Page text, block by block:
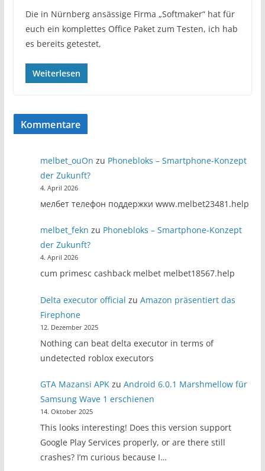
Die in Nürnberg ansässige Firma „Softmaker“ hat für
euch ein komplettes Office Paket zum Testen, ich hab
es bereits getestet,
Weiterlesen
Kommentare
melbet_ouOn zu Phonebloks – Smartphone-Konzept
der Zukunft?
4. April 2026
мелбет телефон поддержки www.melbet23481.help
melbet_fekn zu Phonebloks – Smartphone-Konzept
der Zukunft?
4. April 2026
cum primesc cashback melbet melbet18567.help
Delta executor official zuAmazon präsentiert das
Firephone
12. Dezember 2025
Nothing can beat delta executor in terms of
undetected roblox executors
GTA Mazansi APK zuAndroid 6.0.1 Marshmellow für
Samsung Wave 1 erschienen
14. Oktober 2025
This looks interesting! Does this version support
Google Play Services properly, or are there still
crashes? I’m curious because I…